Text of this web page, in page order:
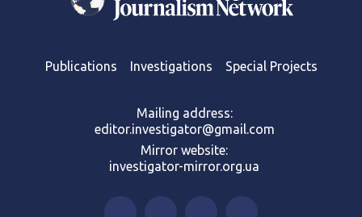
Publications Investigations Special Projects
Mailing address:
editor.investigator@gmail.com
Mirror website:
investigator-mirror.org.ua